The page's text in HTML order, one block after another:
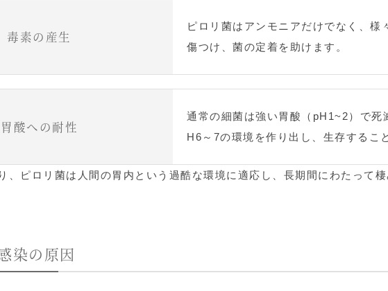
毒素の産生
ピロリ菌はアンモニアだけでなく、
傷つけ、菌の定着を助けます。
胃酸への耐性
通常の細菌は強い胃酸（pH1~2）で
H6～7の環境を作り出し、生存するこ
、ピロリ菌は人間の胃内という過酷な環境に適応し、長期間にわたって
染の原因